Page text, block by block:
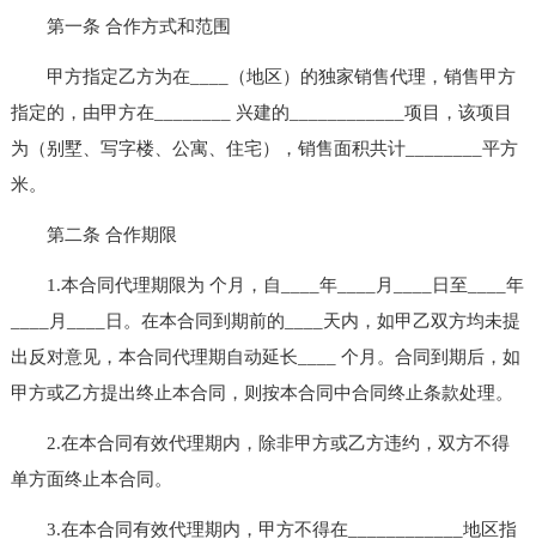
第一条 合作方式和范围
甲方指定乙方为在____（地区）的独家销售代理，销售甲方
指定的，由甲方在________ 兴建的____________项目，该项目
为（别墅、写字楼、公寓、住宅），销售面积共计________平方
米。
第二条 合作期限
1.本合同代理期限为 个月，自____年____月____日至____年
____月____日。在本合同到期前的____天内，如甲乙双方均未提
出反对意见，本合同代理期自动延长____ 个月。合同到期后，如
甲方或乙方提出终止本合同，则按本合同中合同终止条款处理。
2.在本合同有效代理期内，除非甲方或乙方违约，双方不得
单方面终止本合同。
3.在本合同有效代理期内，甲方不得在____________地区指